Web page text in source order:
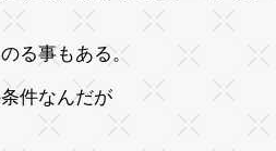
る事もある。
条件なんだが